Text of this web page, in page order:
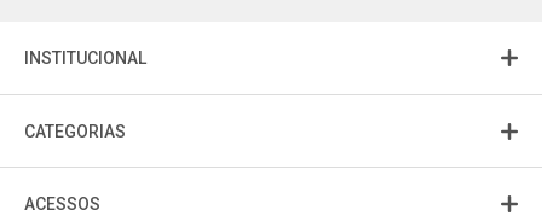
INSTITUCIONAL
CATEGORIAS
ACESSOS